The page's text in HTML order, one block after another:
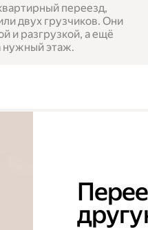
переезд,
двух грузчиков. Они
и разгрузкой, а ещё
нужный этаж.